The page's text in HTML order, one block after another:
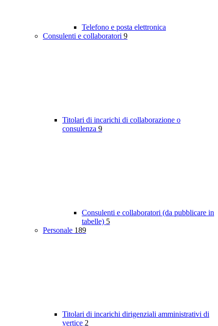
Telefono e posta elettronica
Consulenti e collaboratori 9
Titolari di incarichi di collaborazione o
consulenza 9
Consulenti e collaboratori (da pubblicare in
tabelle) 5
Personale 189
Titolari di incarichi dirigenziali amministrativi di
vertice 2